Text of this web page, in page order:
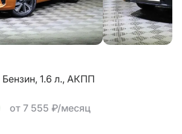
Бензин, 1.6 л., АКПП
от 7 555 ₽/месяц